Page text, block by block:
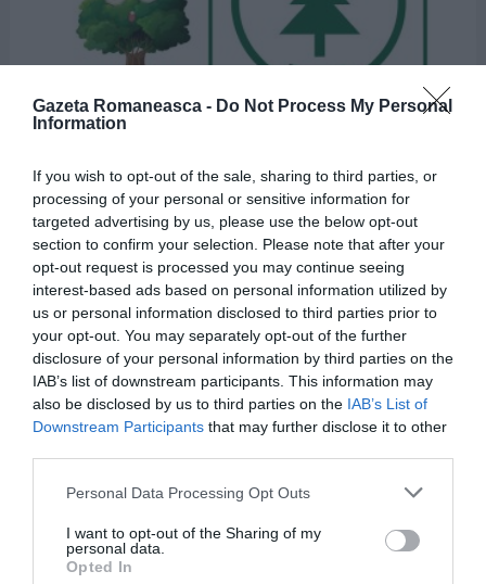
Gazeta Romaneasca - Do Not Process My Personal
Information
If you wish to opt-out of the sale, sharing to third parties, or
processing of your personal or sensitive information for
targeted advertising by us, please use the below opt-out
section to confirm your selection. Please note that after your
opt-out request is processed you may continue seeing
interest-based ads based on personal information utilized by
us or personal information disclosed to third parties prior to
your opt-out. You may separately opt-out of the further
disclosure of your personal information by third parties on the
IAB’s list of downstream participants. This information may
also be disclosed by us to third parties on the IAB’s List of
Downstream Participants that may further disclose it to other
Personal Data Processing Opt Outs
I want to opt-out of the Sharing of my
personal data.
Opted In
la locale și parlamentare: «Avem nevoie de
experiența voastră ACUM»
Mesajul meu şi al Partidului Ecologist Roman, în fata diasporei, este
constant, acesta continuă şi va continua până la momentul în care
ROMÂNIA va fi din nou ACASĂ pentru fiecare dintre noi. De 30 de ani
lucrez în sectorul privat al economiei. Am învățat din cei 7 ani de acasă,
în familia mea, să respect […] MORE
by Redactia GR
10/08/2020, 8:29